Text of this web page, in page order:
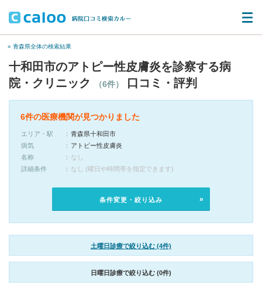
« 青森県全体の検索結果
十和田市のアトピー性皮膚炎を診察する病
院・クリニック
（6件） 口コミ・評判
6件の医療機関が見つかりました
エリア・駅
青森県十和田市
病気
アトピー性皮膚炎
名称
なし
詳細条件
なし (曜日や時間帯を指定できます)
条件変更・絞り込み
土曜日診療で絞り込む (4件)
日曜日診療で絞り込む (0件)